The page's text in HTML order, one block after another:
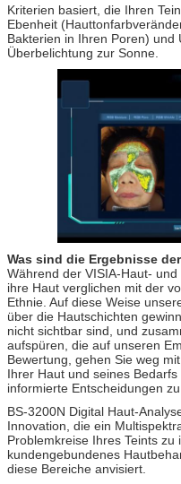
Kriterien basiert, die Ihren
Ebenheit
Bakterien in Ihren Poren) und
Überbelichtung zur Sonne.
Was sind die Ergebnisse
Während der VISIA-Haut-
ihre Haut verglichen mit der
Ethnie. Auf diese Weise
über die Hautschichten
nicht sichtbar sind, und
aufspüren, die auf unseren
Bewertung, gehen Sie weg
Ihrer Haut und seines
informierte Entscheidungen
BS-3200N Digital Haut-
Innovation, die ein
Problemkreise Ihres Teints
kundengebundenes
diese Bereiche anvisiert.